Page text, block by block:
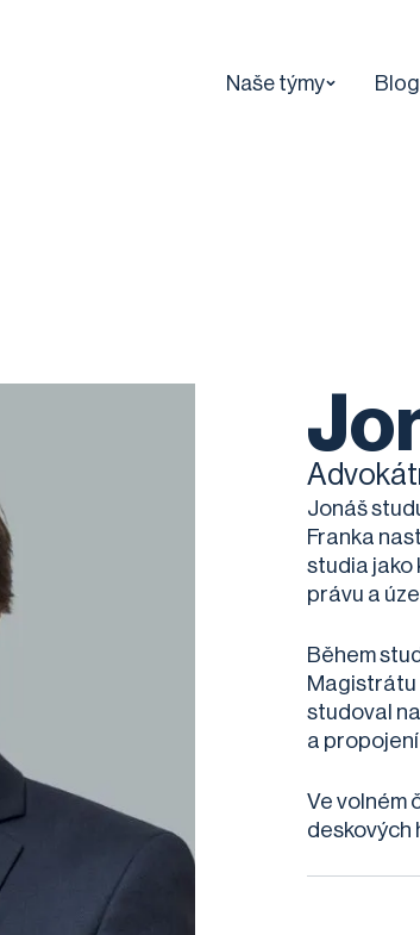
Naše týmy Blog
Jonáš
Franka
studia jako
právu a
Během
Magistrátu
studoval
a
Ve volném
deskových